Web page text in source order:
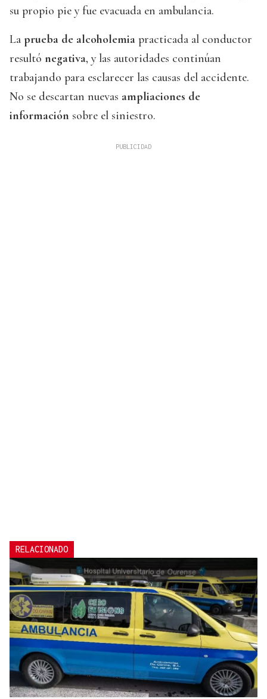
su propio pie y fue evacuada en ambulancia.
La prueba de alcoholemia practicada al conductor
resultó negativa, y las autoridades continúan
trabajando para esclarecer las causas del accidente.
No se descartan nuevas ampliaciones de
información sobre el siniestro.
RELACIONADO